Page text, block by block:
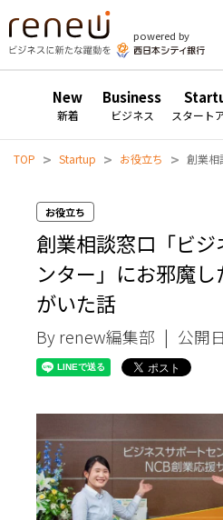
powered by
New
新着
Business
ビジネス スタート
TOP > Startup > お役立ち >
お役立ち
創業相談窓口「ビ
ンター」にお邪魔
がいた話
By renew編集部 | 公開